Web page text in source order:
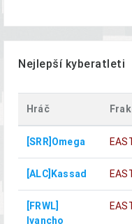
Nejlepší kyberatleti
Hráč
[SRR]Omega
[ALC]Kassad
[FRWL]
Ivancho